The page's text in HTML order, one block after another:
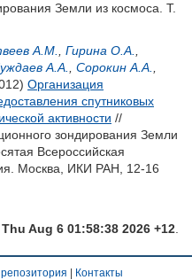
Земли из космоса. Т.
А.М. Гирина О.А.
А.А. Сорокин А.А.
Организация
спутниковых
активности //
зондирования Земли
Всероссийская
Москва, ИКИ РАН, 12-16
Thu Aug 6 01:58:38 2026 +12
Контакты